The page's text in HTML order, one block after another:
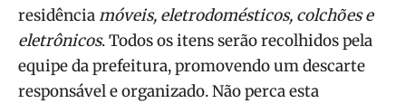
residênciamóveis, eletrodomésticos, colchões e
eletrônicos. Todos os itens serão recolhidos pela
equipe da prefeitura, promovendo um descarte
responsável e organizado. Não perca esta